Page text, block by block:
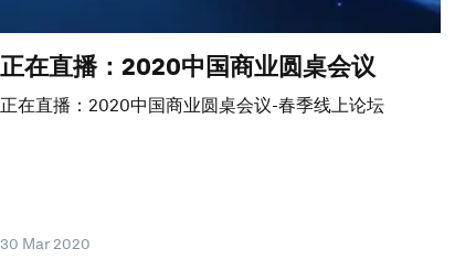
正在直播：2020中国商业圆桌会议
正在直播：2020中国商业圆桌会议-春季线上论坛
30 Mar 2020